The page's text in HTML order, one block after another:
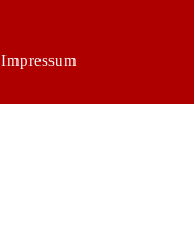
Impressum